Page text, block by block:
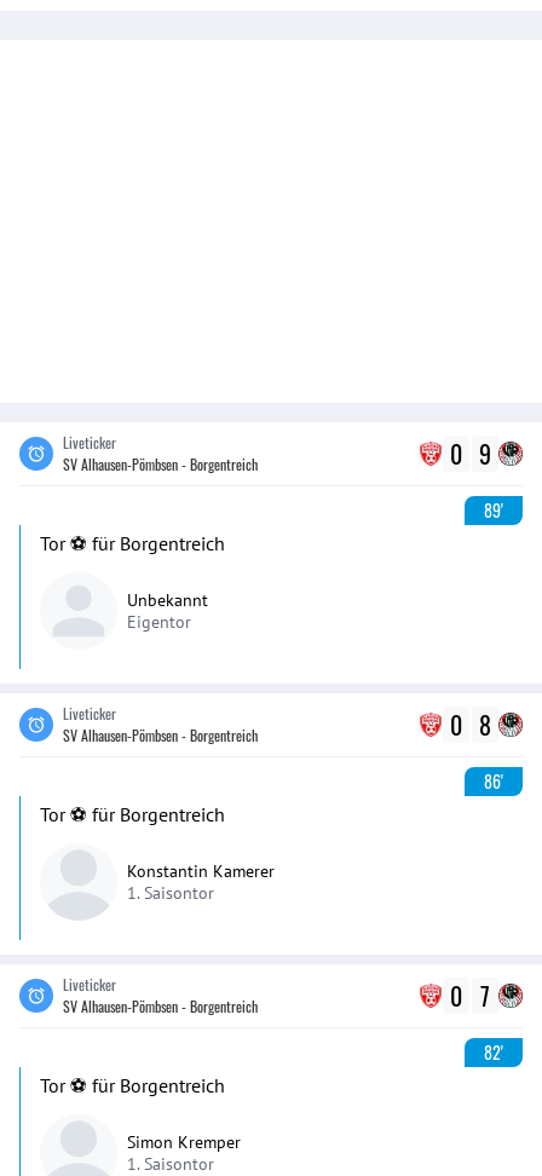
Liveticker
SV Alhausen-Pömbsen - Borgentreich
0 9
89'
Tor ⚽️ für Borgentreich
Unbekannt
Eigentor
Liveticker
SV Alhausen-Pömbsen - Borgentreich
0 8
86'
Tor ⚽️ für Borgentreich
Konstantin Kamerer
1. Saisontor
Liveticker
SV Alhausen-Pömbsen - Borgentreich
0 7
82'
Tor ⚽️ für Borgentreich
Simon Kremper
1. Saisontor